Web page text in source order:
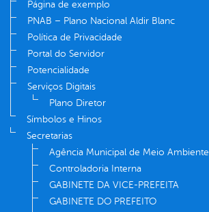
Página de exemplo
PNAB – Plano Nacional Aldir Blanc
Política de Privacidade
Portal do Servidor
Potencialidade
Serviços Digitais
Plano Diretor
Símbolos e Hinos
Secretarias
Agência Municipal de Meio Ambiente
Controladoria Interna
GABINETE DA VICE-PREFEITA
GABINETE DO PREFEITO